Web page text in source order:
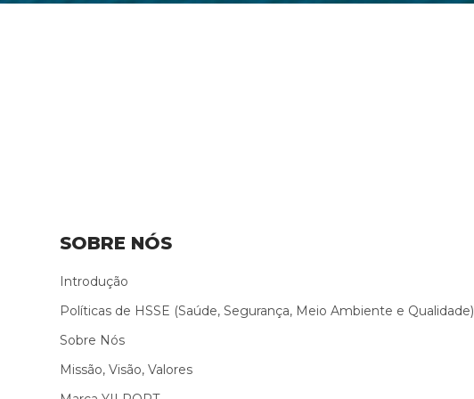
SOBRE NÓS
Introdução
Políticas de HSSE (Saúde, Segurança, Meio Ambiente e Qualidade)
Sobre Nós
Missão, Visão, Valores